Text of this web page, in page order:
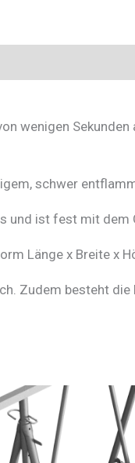
wenigen
schwer
und ist fest mit dem
Länge x Breite x
Zudem besteht